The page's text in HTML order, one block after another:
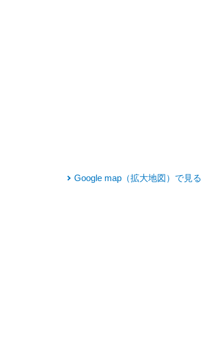
Google map（拡大地図）で見る